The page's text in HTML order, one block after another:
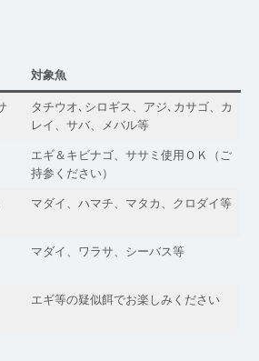
対象魚
タチウオ､シロギス、アジ､カサゴ、カ
レイ、サバ、メバル等
エギ＆キビナゴ、ササミ使用ＯＫ（ご
持参ください）
マダイ、ハマチ、マタカ、クロダイ等
マダイ、ワラサ、シーバス等
エギ等の疑似餌でお楽しみください